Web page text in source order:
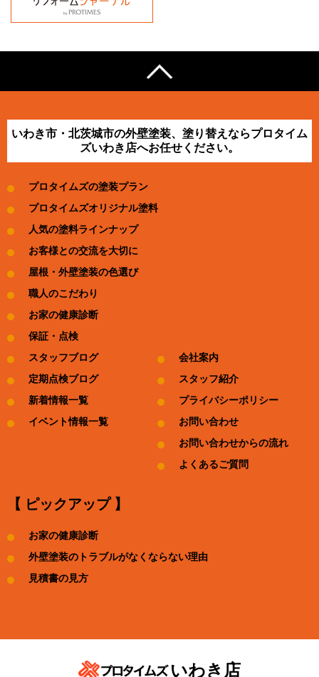
いわき市・北茨城市の外壁塗装、塗り替えならプロタイム
ズいわき店へお任せください。
プロタイムズの塗装プラン
プロタイムズオリジナル塗料
人気の塗料ラインナップ
お客様との交流を大切に
屋根・外壁塗装の色選び
職人のこだわり
お家の健康診断
保証・点検
スタッフブログ
定期点検ブログ
新着情報一覧
イベント情報一覧
会社案内
スタッフ紹介
プライバシーポリシー
お問い合わせ
お問い合わせからの流れ
よくあるご質問
【 ピックアップ 】
お家の健康診断
外壁塗装のトラブルがなくならない理由
見積書の見方
いわき店